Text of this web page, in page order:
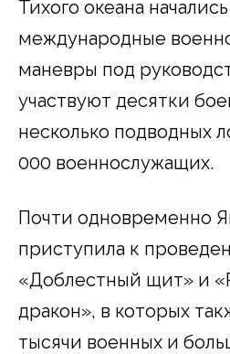
Тихого океана
международные
маневры под
участвуют десятки
несколько подводных
000 военнослужащих.
Почти одновременно
приступила к
«Доблестный щит» и
дракон», в которых
тысячи военных и